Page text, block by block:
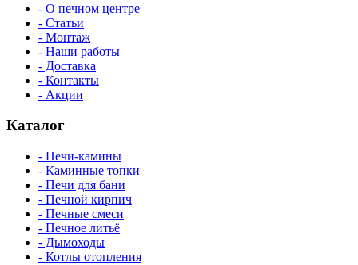
- О печном центре
- Статьи
- Монтаж
- Наши работы
- Доставка
- Контакты
- Акции
Каталог
- Печи-камины
- Каминные топки
- Печи для бани
- Печной кирпич
- Печные смеси
- Печное литьё
- Дымоходы
- Котлы отопления